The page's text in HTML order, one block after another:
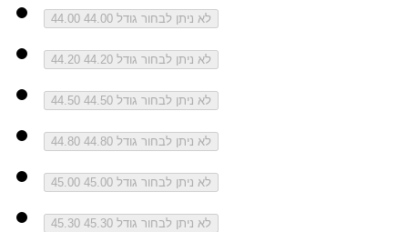
44.00 לא ניתן לבחור גודל 44.00
44.20 לא ניתן לבחור גודל 44.20
44.50 לא ניתן לבחור גודל 44.50
44.80 לא ניתן לבחור גודל 44.80
45.00 לא ניתן לבחור גודל 45.00
45.30 לא ניתן לבחור גודל 45.30